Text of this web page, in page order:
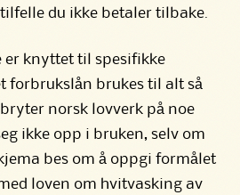
du ikke betaler tilbake.
er knyttet til spesifikke
forbrukslån brukes til alt så
norsk lovverk på noe
ikke opp i bruken, selv om
bes om å oppgi formålet
loven om hvitvasking av